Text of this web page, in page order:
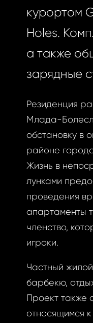
курортом
Holes.
а также
зарядные
Резиденция
Млада-
обстановку в
районе
Жизнь в
лунками
проведения
апартаменты
членство,
игроки.
Частный
барбекю,
Проект также
относящимся к